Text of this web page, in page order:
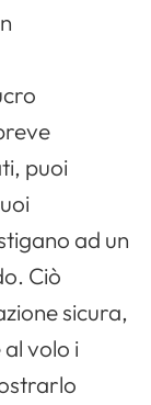
puoi
ad un
Ciò
sicura,
volo i